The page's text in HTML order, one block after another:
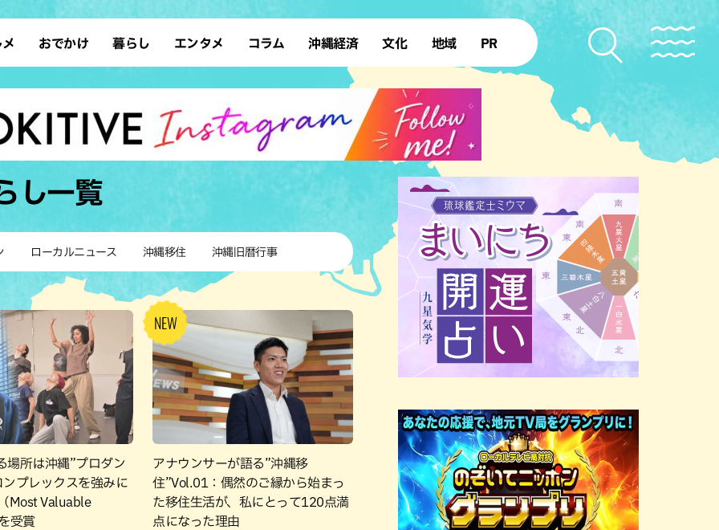
ン 沖縄そば
ウト カフェ
和食・日本料理
理 アジア・エスニック
・焼肉 焼鳥・串料理
肉料理 居酒屋・バー
イキング スイーツ
カレー
ガー タコス・タコライス
おでかけ
デート ドライブ
散歩 ソロ活
サウナ 公園
暮らし
レシピ SDGs
ファッション ローカルニュース
沖縄移住 沖縄旧暦行事
エンタメ
スポーツ 占い
タレント・芸人 テレビ
コラム 沖縄経済 文化
復帰50年
地域
本島北部
本島南部 先島諸島
北部離島
PR
し一覧
ローカルニュース 沖縄移住 沖縄旧暦行事
場所は沖縄”プロダン
ンプレックスを強みに
Most Valuable
受賞
アナウンサーが語る”沖縄移
住”Vol.01：偶然のご縁から始まっ
た移住生活が、私にとって120点満
点になった理由